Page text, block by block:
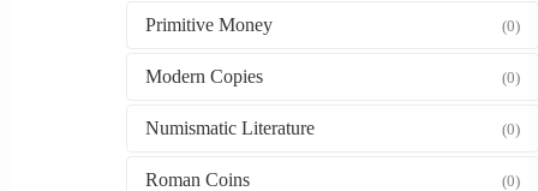
Primitive Money (0)
Modern Copies (0)
Numismatic Literature (0)
Roman Coins (0)